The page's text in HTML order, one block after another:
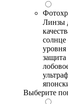
Линзы
солнце
Выберите